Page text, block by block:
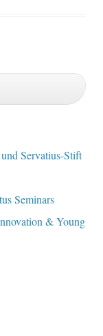
Servatius-Stift
Seminars
& Young